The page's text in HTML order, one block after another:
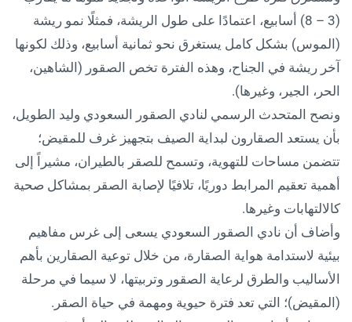
(3 – 8) أسابيع، اعتمادًا على طول الريشة، فمثلًا نمو ريشة
(الموس) بشكل كامل يستغرق نحو ثمانية أسابيع، وذلك لكونها
آخر ريشة في الجناح، وهذه الفترة تخص الصقور (الشاهين،
الحر، الجير، وغيرها).
ونصح المتحدث الرسمي لنادي الصقور السعودي وليد الطويل،
بأن يستعد الصقارون لبداية الصيف بتجهيز غرف للمقيض؛
تتضمن مساحات للتهوية، وتسمح للصقر بالطيران، مشيراً إلى
أهمية تعقيم المرابط دوريًا، تلافيًا لإصابة الصقر بمشاكل صحية
كالالتهابات وغيرها.
وأضاف أن نادي الصقور السعودي يسعى إلى غرس مفاهيم
بيئية لاستدامة هواية الصقارة، من خلال توعية الصقارين بأهم
الأساليب والطرق لرعاية الصقور وتربيتها، لا سيما في مرحلة
(المقيض)؛ التي تعد فترة حيوية ومهمة في حياة الصقر.